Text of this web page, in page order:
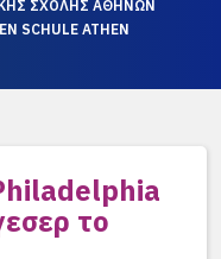
ΣΧΟΛΗΣ ΑΘΗΝΩΝ
SCHULE ATHEN
το